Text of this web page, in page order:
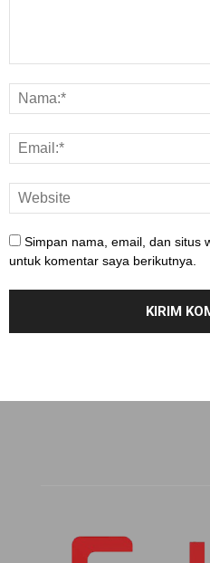
Simpan nama, email, dan situs
untuk komentar saya berikutnya.